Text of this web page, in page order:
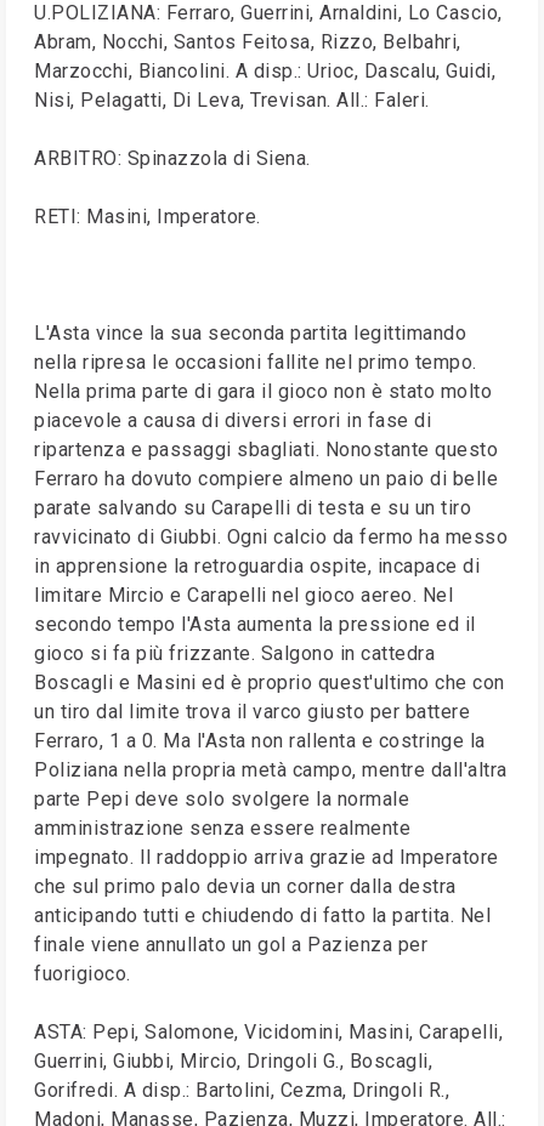
U.POLIZIANA: Ferraro, Guerrini, Arnaldini, Lo Cascio,
Abram, Nocchi, Santos Feitosa, Rizzo, Belbahri,
Marzocchi, Biancolini. A disp.: Urioc, Dascalu, Guidi,
Nisi, Pelagatti, Di Leva, Trevisan. All.: Faleri.
ARBITRO: Spinazzola di Siena.
RETI: Masini, Imperatore.
L'Asta vince la sua seconda partita legittimando
nella ripresa le occasioni fallite nel primo tempo.
Nella prima parte di gara il gioco non è stato molto
piacevole a causa di diversi errori in fase di
ripartenza e passaggi sbagliati. Nonostante questo
Ferraro ha dovuto compiere almeno un paio di belle
parate salvando su Carapelli di testa e su un tiro
ravvicinato di Giubbi. Ogni calcio da fermo ha messo
in apprensione la retroguardia ospite, incapace di
limitare Mircio e Carapelli nel gioco aereo. Nel
secondo tempo l'Asta aumenta la pressione ed il
gioco si fa più frizzante. Salgono in cattedra
Boscagli e Masini ed è proprio quest'ultimo che con
un tiro dal limite trova il varco giusto per battere
Ferraro, 1 a 0. Ma l'Asta non rallenta e costringe la
Poliziana nella propria metà campo, mentre dall'altra
parte Pepi deve solo svolgere la normale
amministrazione senza essere realmente
impegnato. Il raddoppio arriva grazie ad Imperatore
che sul primo palo devia un corner dalla destra
anticipando tutti e chiudendo di fatto la partita. Nel
finale viene annullato un gol a Pazienza per
fuorigioco.
ASTA: Pepi, Salomone, Vicidomini, Masini, Carapelli,
Guerrini, Giubbi, Mircio, Dringoli G., Boscagli,
Gorifredi. A disp.: Bartolini, Cezma, Dringoli R.,
Madoni, Manasse, Pazienza, Muzzi, Imperatore. All.: